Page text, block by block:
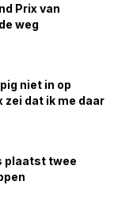
Prix van
weg
niet in op
dat ik me daar
plaatst twee